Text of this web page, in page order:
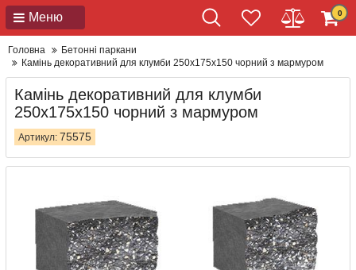
Меню 0
Головна
Бетонні паркани
Камінь декоративний для клумби 250x175x150 чорний з мармуром
Камінь декоративний для клумби
250x175x150 чорний з мармуром
Артикул: 75575